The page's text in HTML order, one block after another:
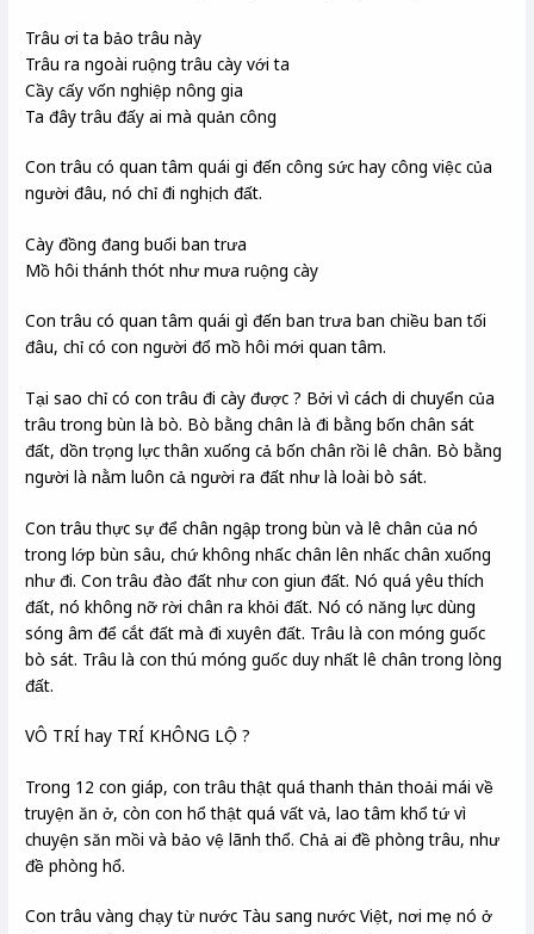
Trâu ơi ta bảo trâu này
Trâu ra ngoài ruộng trâu cày với ta
Cầy cấy vốn nghiệp nông gia
Ta đây trâu đấy ai mà quản công
Con trâu có quan tâm quái gi đến công sức hay công việc của
người đâu, nó chỉ đi nghịch đất.
Cày đồng đang buổi ban trưa
Mồ hôi thánh thót như mưa ruộng cày
Con trâu có quan tâm quái gì đến ban trưa ban chiều ban tối
đâu, chỉ có con người đổ mồ hôi mới quan tâm.
Tại sao chỉ có con trâu đi cày được ? Bởi vì cách di chuyển của
trâu trong bùn là bò. Bò bằng chân là đi bằng bốn chân sát
đất, dồn trọng lực thân xuống cả bốn chân rồi lê chân. Bò bằng
người là nằm luôn cả người ra đất như là loài bò sát.
Con trâu thực sự để chân ngập trong bùn và lê chân của nó
trong lớp bùn sâu, chứ không nhấc chân lên nhấc chân xuống
như đi. Con trâu đào đất như con giun đất. Nó quá yêu thích
đất, nó không nỡ rời chân ra khỏi đất. Nó có năng lực dùng
sóng âm để cắt đất mà đi xuyên đất. Trâu là con móng guốc
bò sát. Trâu là con thú móng guốc duy nhất lê chân trong lòng
đất.
VÔ TRÍ hay TRÍ KHÔNG LỘ ?
Trong 12 con giáp, con trâu thật quá thanh thản thoải mái về
truyện ăn ở, còn con hổ thật quá vất vả, lao tâm khổ tứ vì
chuyện săn mồi và bảo vệ lãnh thổ. Chả ai đề phòng trâu, như
đề phòng hổ.
Con trâu vàng chạy từ nước Tàu sang nước Việt, nơi mẹ nó ở